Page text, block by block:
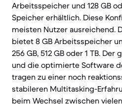
Arbeitsspeicher und 128 GB
Speicher erhältlich. Diese
meisten Nutzer ausreichend.
bietet 8 GB Arbeitsspeicher
256 GB, 512 GB oder 1 TB.
und die optimierte Software
tragen zu einer noch
stabileren Multitasking-
beim Wechsel zwischen